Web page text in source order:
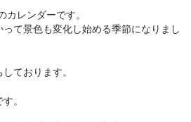
レンダーです。
て景色も変化し始める季節になりまし
ております。
。